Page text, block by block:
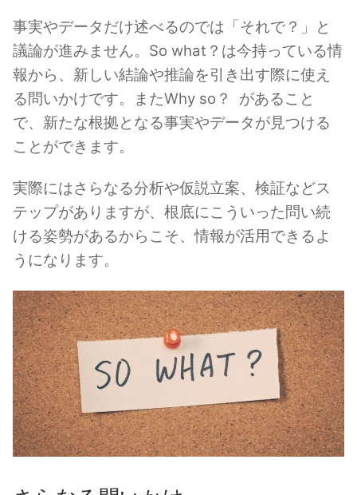
事実やデータだけ述べるのでは「それで？」と
議論が進みません。So what？は今持っている情
報から、新しい結論や推論を引き出す際に使え
る問いかけです。またWhy so？ があること
で、新たな根拠となる事実やデータが見つける
ことができます。
実際にはさらなる分析や仮説立案、検証などス
テップがありますが、根底にこういった問い続
ける姿勢があるからこそ、情報が活用できるよ
うになります。